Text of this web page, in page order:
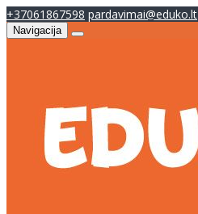
+37061867598 pardavimai@eduko.lt
Navigacija